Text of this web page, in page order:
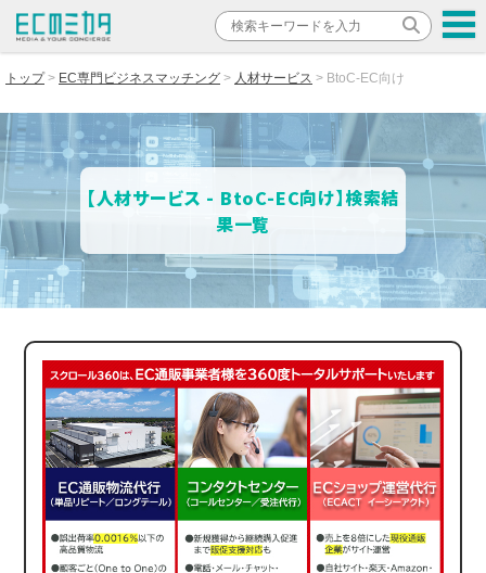
トップ EC専門ビジネスマッチング 人材サービス BtoC-EC向け
【人材サービス - BtoC-EC向け】検索結
果一覧